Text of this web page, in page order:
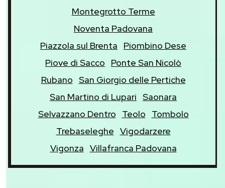
Montegrotto Terme
Noventa Padovana
Piazzola sul Brenta
Piombino Dese
Piove di Sacco
Ponte San Nicolò
Rubano San Giorgio delle Pertiche
San Martino di Lupari Saonara
Selvazzano Dentro
Teolo
Tombolo
Trebaseleghe Vigodarzere
Vigonza Villafranca Padovana